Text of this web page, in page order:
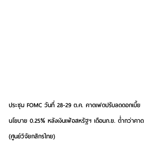
ประชุม FOMC วันที่ 28-29 ต.ค. คาดเฟดปรับลดดอกเบี้ย
นโยบาย 0.25% หลังเงินเฟ้อสหรัฐฯ เดือนก.ย. ต่ำกว่าคาด
(ศูนย์วิจัยกสิกรไทย)